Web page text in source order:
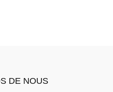
DE NOUS